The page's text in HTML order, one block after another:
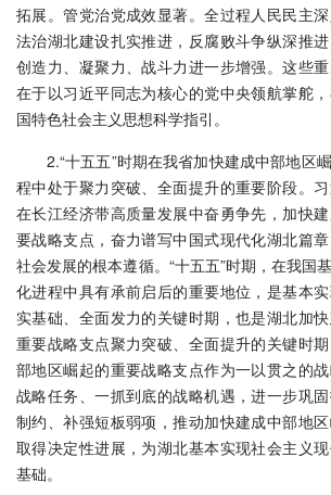
拓展。管党治党成效显著。全过程人民民主深
法治湖北建设扎实推进，反腐败斗争纵深推
创造力、凝聚力、战斗力进一步增强。这些
在于以习近平同志为核心的党中央领航掌舵
国特色社会主义思想科学指引。
2.“十五五”时期在我省加快建成中部地区
程中处于聚力突破、全面提升的重要阶段。
在长江经济带高质量发展中奋勇争先，加快
要战略支点，奋力谱写中国式现代化湖北篇
社会发展的根本遵循。“十五五”时期，在我国
化进程中具有承前启后的重要地位，是基本
实基础、全面发力的关键时期，也是湖北加
重要战略支点聚力突破、全面提升的关键时
部地区崛起的重要战略支点作为一以贯之的
战略任务、一抓到底的战略机遇，进一步巩
制约、补强短板弱项，推动加快建成中部地
取得决定性进展，为湖北基本实现社会主义
基础。